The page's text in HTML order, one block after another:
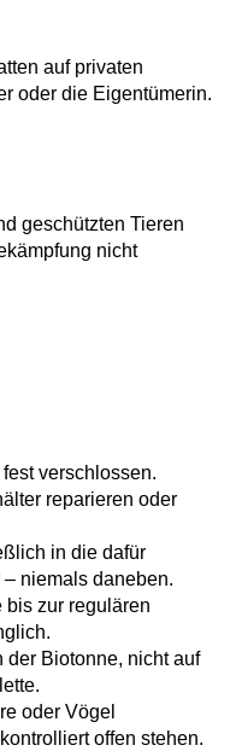
auf privaten
oder die Eigentümerin.
geschützten Tieren
nicht
verschlossen.
reparieren oder
in die dafür
niemals daneben.
bis zur regulären
der Biotonne, nicht auf
oder Vögel
offen stehen.